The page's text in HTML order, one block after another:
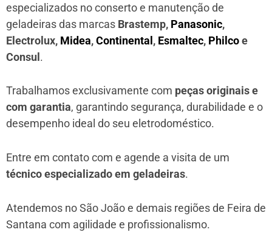
especializados no conserto e manutenção de
geladeiras das marcas Brastemp, Panasonic,
Electrolux, Midea,Continental, Esmaltec, Philcoe
Consul.
Trabalhamos exclusivamente com peças originais e
com garantia, garantindo segurança, durabilidade e o
desempenho ideal do seu eletrodoméstico.
Entre em contato com e agende a visita de um
técnico especializado em geladeiras.
Atendemos no São João e demais regiões de Feira de
Santana com agilidade e profissionalismo.